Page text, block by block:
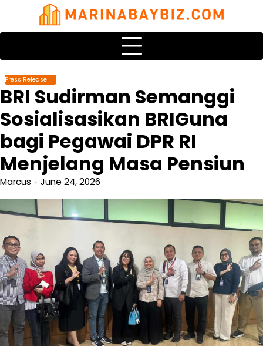
content
Press Release
BRI Sudirman Semanggi
Sosialisasikan BRIGuna
bagi Pegawai DPR RI
Menjelang Masa Pensiun
Marcus June 24, 2026